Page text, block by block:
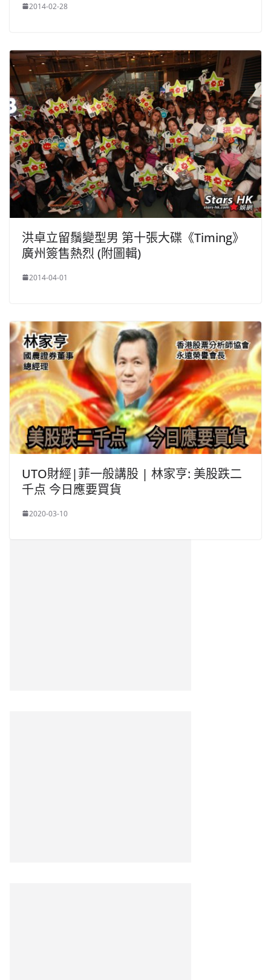
2014-02-28
洪卓立留鬚變型男 第十張大碟《Timing》
廣州簽售熱烈 (附圖輯)
2014-04-01
UTO財經|菲一般講股 | 林家亨: 美股跌二
千点 今日應要買貨
2020-03-10